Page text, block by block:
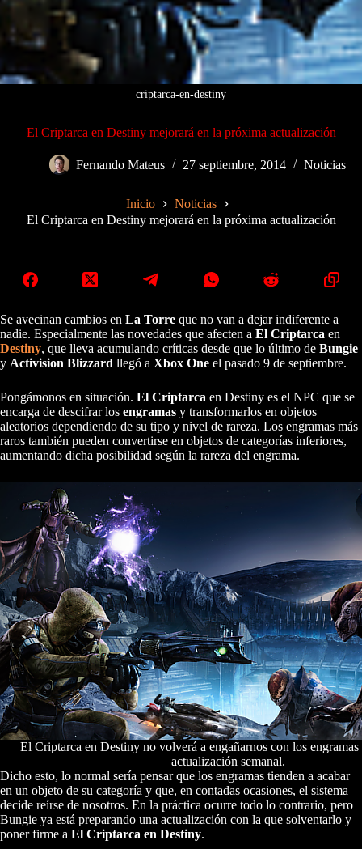
criptarca-en-destiny
El Criptarca en Destiny mejorará en la próxima actualización
Fernando Mateus 27 septiembre, 2014 Noticias
Inicio
Noticias
El Criptarca en Destiny mejorará en la próxima actualización
Se avecinan cambios en La Torre que no van a dejar indiferente a
nadie. Especialmente las novedades que afecten a El Criptarca en
Destiny, que lleva acumulando críticas desde que lo último de Bungie
y Activision Blizzard llegó a Xbox One el pasado 9 de septiembre.
Pongámonos en situación. El Criptarca en Destiny es el NPC que se
encarga de descifrar los engramas y transformarlos en objetos
aleatorios dependiendo de su tipo y nivel de rareza. Los engramas más
raros también pueden convertirse en objetos de categorías inferiores,
aumentando dicha posibilidad según la rareza del engrama.
El Criptarca en Destiny no volverá a engañarnos con los
actualización semanal.
Dicho esto, lo normal sería pensar que los engramas tienden a acabar
en un objeto de su categoría y que, en contadas ocasiones, el sistema
decide reírse de nosotros. En la práctica ocurre todo lo contrario, pero
Bungie ya está preparando una actualización con la que solventarlo y
poner firme a El Criptarca en Destiny.